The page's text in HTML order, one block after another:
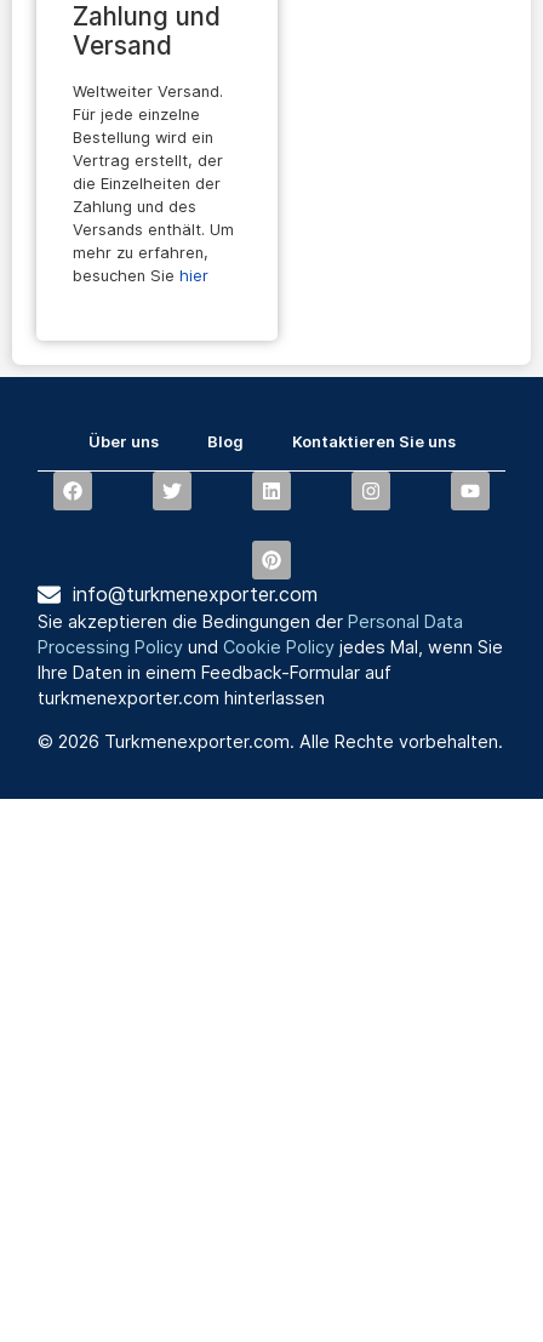
Zahlung und
Versand
Weltweiter Versand.
Für jede einzelne
Bestellung wird ein
Vertrag erstellt, der
die Einzelheiten der
Zahlung und des
Versands enthält. Um
mehr zu erfahren,
besuchen Sie hier
Über uns Blog Kontaktieren Sie uns
info@turkmenexporter.com
Sie akzeptieren die Bedingungen derPersonal Data
Processing Policy undCookie Policy jedes Mal, wenn Sie
Ihre Daten in einem Feedback-Formular auf
turkmenexporter.com hinterlassen
© 2026 Turkmenexporter.com. Alle Rechte vorbehalten.